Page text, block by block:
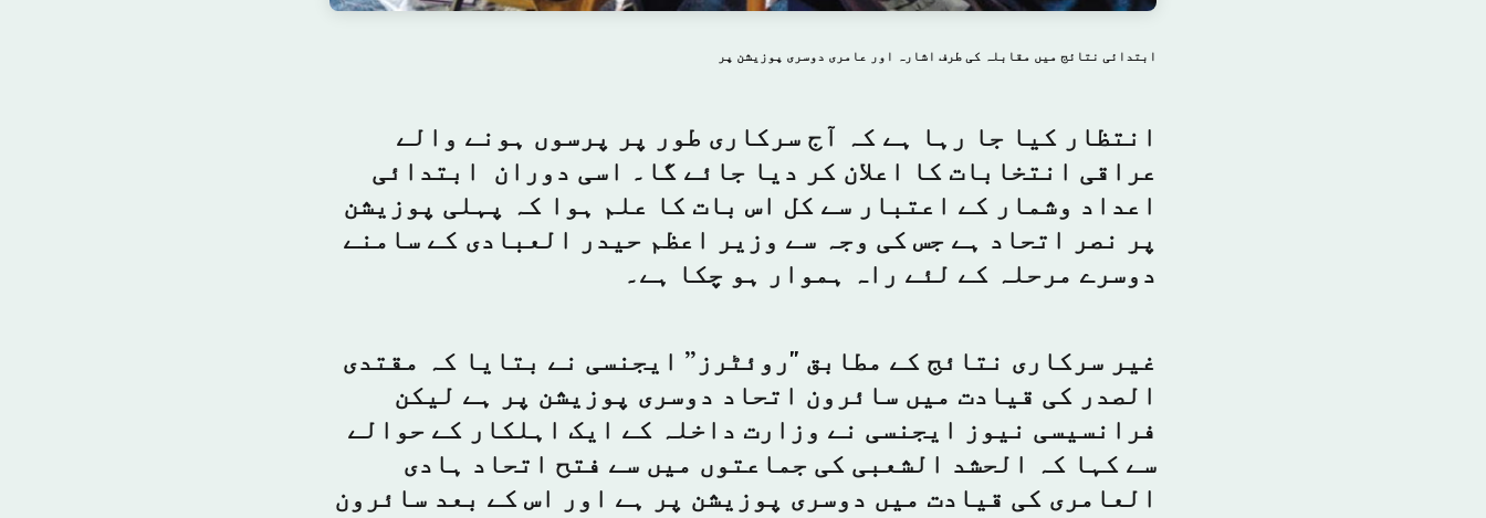
ابتدائی نتائج میں مقابلہ کی طرف اشارہ اور عامری دوسری پوزیشن پر
انتظار کیا جا رہا ہے کہ آج سرکاری طور پر پرسوں ہونے والے
عراقی انتخابات کا اعلان کر دیا جائے گا۔ اسی دوران ابتدائی
اعداد وشمار کے اعتبار سے کل اس بات کا علم ہوا کہ پہلی پوزیشن
پر نصر اتحاد ہے جس کی وجہ سے وزیر اعظم حیدر العبادی کے سامنے
دوسرے مرحلہ کے لئے راہ ہموار ہو چکا ہے۔
غیر سرکاری نتائج کے مطابق "روئٹرز” ایجنسی نے بتایا کہ مقتدی
الصدر کی قیادت میں سائرون اتحاد دوسری پوزیشن پر ہے لیکن
فرانسیسی نیوز ایجنسی نے وزارت داخلہ کے ایک اہلکار کے حوالے
سے کہا کہ
الحشد الشعبی کی جماعتوں میں سے فتح اتحاد ہادی
العامری کی قیادت میں دوسری پوزیشن پر ہے اور اس کے بعد سائرون